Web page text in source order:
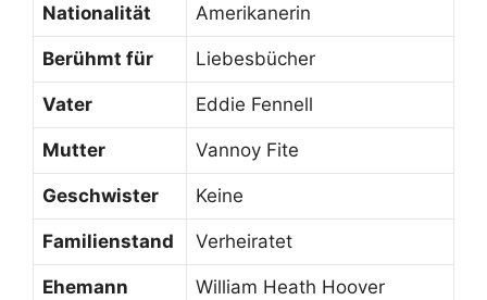
Nationalität Amerikanerin
Berühmt für Liebesbücher
Vater Eddie Fennell
Mutter Vannoy Fite
Geschwister Keine
Familienstand Verheiratet
Ehemann William Heath Hoover